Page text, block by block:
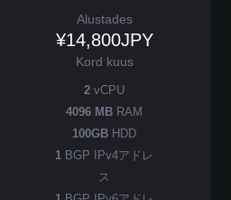
Alustades
¥14,800JPY
Kord kuus
2 vCPU
4096 MB RAM
100GB HDD
1 BGP IPv4アドレ
ス